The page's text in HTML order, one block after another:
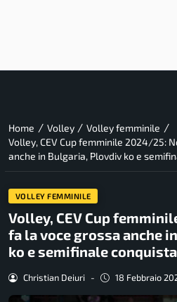
Home / Volley / Volley femminile /
Volley, CEV Cup femminile 2024/25:
anche in Bulgaria, Plovdiv ko e
VOLLEY FEMMINILE
Volley, CEV Cup
fa la voce grossa anche
ko e semifinale
Christian Deiuri - 18 Febbraio